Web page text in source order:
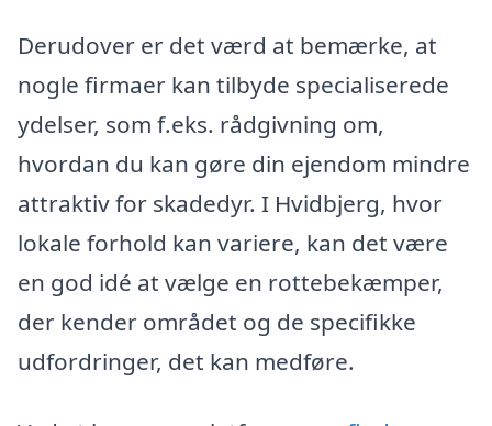
Derudover er det værd at bemærke, at
nogle firmaer kan tilbyde specialiserede
ydelser, som f.eks. rådgivning om,
hvordan du kan gøre din ejendom mindre
attraktiv for skadedyr. I Hvidbjerg, hvor
lokale forhold kan variere, kan det være
en god idé at vælge en rottebekæmper,
der kender området og de specifikke
udfordringer, det kan medføre.